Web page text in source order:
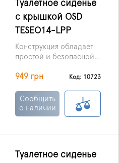
Туалетное сиденье
с крышкой OSD
TESEO14-LPP
Конструкция обладает
простой и безопасной
позволяет
практически на любой
унитаз, какого бы
размера и
949 грн Код: 10723
Сообщить
о наличии
Туалетное сиденье